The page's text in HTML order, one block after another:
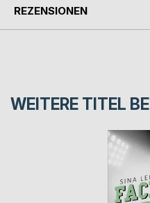
REZENSIONEN
WEITERE TITEL BEI